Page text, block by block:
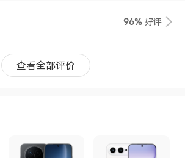
96% 好评
查看全部评价